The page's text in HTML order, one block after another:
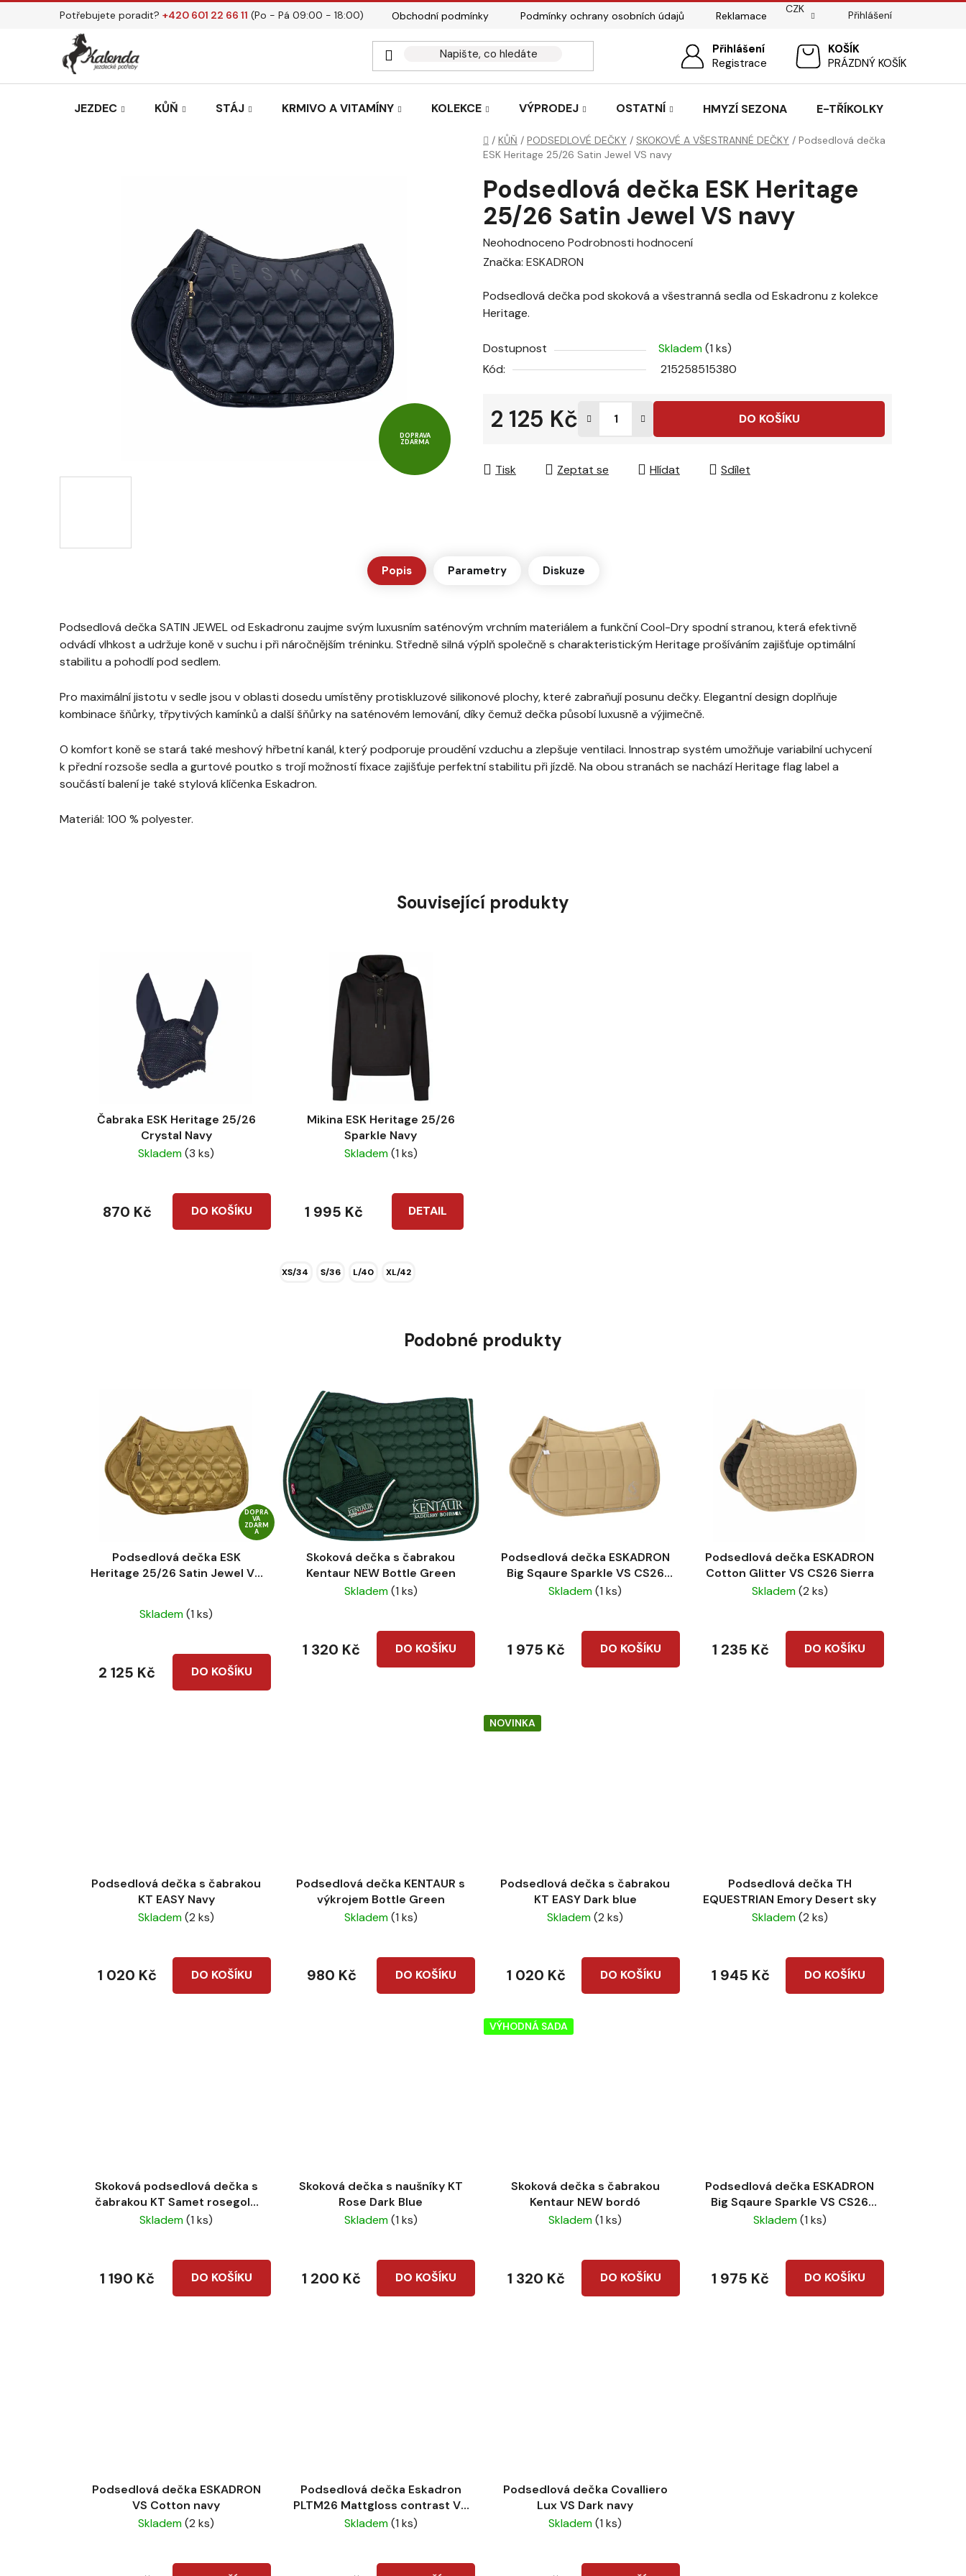
Přejít
Potřebujete poradit? +420 601 22 66 11 (Po - Pá 09:00 - 18:00) Obchodní podmínky Podmínky ochrany osobních údajů
Reklamace
Pasování sedel pro koně
CZK
Přihlášení
Přihlášení
Registrace
NÁKUPNÍPRÁZDNÝ KOŠÍK
JEZDEC KŮŇ STÁJ KRMIVO A VITAMÍNY KOLEKCE VÝPRODEJ OSTATNÍ HMYZÍ SEZONA E-TŘÍKOLKY
Domů
/ KŮŇ / PODSEDLOVÉ DEČKY / SKOKOVÉ A VŠESTRANNÉ DEČKY / Podsedlová dečka
ESK Heritage 25/26 Satin Jewel VS navy
Podsedlová dečka ESK Heritage
25/26 Satin Jewel VS navy
Průměrné
hodnocení
je
0,0
hvězdiček.
Neohodnoceno Podrobnosti hodnocení
Značka: ESKADRON
Podsedlová dečka pod skoková a všestranná sedla od Eskadronu z kolekce
Heritage.
Dostupnost Skladem(1 ks)
Kód:
215258515380
2 125 Kč DO KOŠÍKU
Tisk Zeptat se Hlídat Sdílet
DOPRAVA
ZDARMA
Popis Parametry Diskuze
Podsedlová dečka SATIN JEWEL od Eskadronu zaujme svým luxusním saténovým vrchním materiálem a funkční Cool-Dry spodní stranou, která efektivně
odvádí vlhkost a udržuje koně v suchu i při náročnějším tréninku. Středně silná výplň společně s charakteristickým Heritage prošíváním zajišťuje optimální
stabilitu a pohodlí pod sedlem.
Pro maximální jistotu v sedle jsou v oblasti dosedu umístěny protiskluzové silikonové plochy, které zabraňují posunu dečky. Elegantní design doplňuje
kombinace šňůrky, třpytivých kamínků a další šňůrky na saténovém lemování, díky čemuž dečka působí luxusně a výjimečně.
O komfort koně se stará také meshový hřbetní kanál, který podporuje proudění vzduchu a zlepšuje ventilaci. Innostrap systém umožňuje variabilní uchycení
k přední rozsoše sedla a gurtové poutko s trojí možností fixace zajišťuje perfektní stabilitu při jízdě. Na obou stranách se nachází Heritage flag label a
součástí balení je také stylová klíčenka Eskadron.
Materiál: 100 % polyester.
Související produkty
Čabraka ESK Heritage 25/26
Crystal Navy
Skladem(3 ks)
DO KOŠÍKU
870 Kč
Mikina ESK Heritage 25/26
Sparkle Navy
Skladem(1 ks)
DETAIL
1 995 Kč
XS/34 S/36 L/40 XL/42
Podobné produkty
DOPRA
VA
ZDARM
A
Podsedlová dečka ESK
Heritage 25/26 Satin Jewel VS
hodnocení
5,0
Skladem(1 ks)
DO KOŠÍKU
2 125 Kč
Skoková dečka s čabrakou
Kentaur NEW Bottle Green
Skladem(1 ks)
DO KOŠÍKU
1 320 Kč
Podsedlová dečka ESKADRON
Big Sqaure Sparkle VS CS26
Sierra
Skladem(1 ks)
DO KOŠÍKU
1 975 Kč
Podsedlová dečka ESKADRON
Cotton Glitter VS CS26 Sierra
Skladem(2 ks)
DO KOŠÍKU
1 235 Kč
Podsedlová dečka s čabrakou
KT EASY Navy
Skladem(2 ks)
DO KOŠÍKU
1 020 Kč
Podsedlová dečka KENTAUR s
výkrojem Bottle Green
Skladem(1 ks)
DO KOŠÍKU
980 Kč
NOVINKA
Podsedlová dečka s čabrakou
KT EASY Dark blue
Skladem(2 ks)
DO KOŠÍKU
1 020 Kč
Podsedlová dečka TH
EQUESTRIAN Emory Desert sky
Skladem(2 ks)
DO KOŠÍKU
1 945 Kč
Skoková podsedlová dečka s
čabrakou KT Samet rosegold
Old pink
Skladem(1 ks)
DO KOŠÍKU
1 190 Kč
Skoková dečka s naušníky KT
Rose Dark Blue
Skladem(1 ks)
DO KOŠÍKU
1 200 Kč
VÝHODNÁ SADA
Skoková dečka s čabrakou
Kentaur NEW bordó
Skladem(1 ks)
DO KOŠÍKU
1 320 Kč
Podsedlová dečka ESKADRON
Big Sqaure Sparkle VS CS26
Ocean
Skladem(1 ks)
DO KOŠÍKU
1 975 Kč
Podsedlová dečka ESKADRON
VS Cotton navy
Skladem(2 ks)
Podsedlová dečka Eskadron
PLTM26 Mattgloss contrast VS
Black
Skladem(1 ks)
Podsedlová dečka Covalliero
Lux VS Dark navy
Skladem(1 ks)